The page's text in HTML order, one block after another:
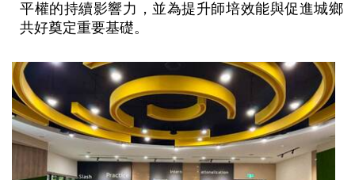
平權的持續影響力，並為提升師培效能與促進城鄉
共好奠定重要基礎。